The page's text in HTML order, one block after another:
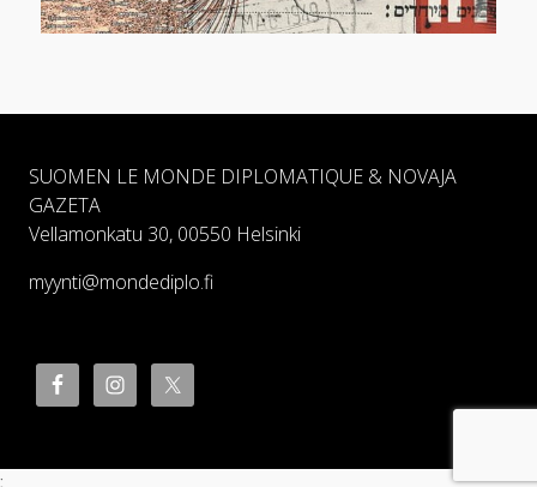
SUOMEN LE MONDE DIPLOMATIQUE & NOVAJA
GAZETA
Vellamonkatu 30, 00550 Helsinki
myynti@mondediplo.fi
;